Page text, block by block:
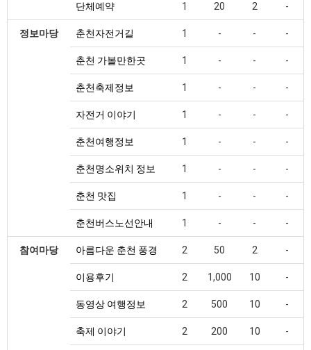
단체예약 1 20 2 -
정보마당 춘천자전거길 1 - - -
춘천 가볼만한곳 1 - - -
춘천축제정보 1 - - -
자전거 이야기 1 - - -
춘천여행정보 1 - - -
춘천명소위치 정보 1 - - -
춘천 맛집 1 - - -
춘천버스노선안내 1 - - -
참여마당 아름다운 춘천 풍경 2 50 2 -
이용후기 2 1,000 10 -
동영상 여행정보 2 500 10 -
축제 이야기 2 200 10 -